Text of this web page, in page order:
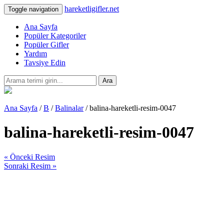
Toggle navigation hareketligifler.net
Ana Sayfa
Popüler Kategoriler
Popüler Gifler
Yardım
Tavsiye Edin
Ara
Ana Sayfa /B /Balinalar/ balina-hareketli-resim-0047
balina-hareketli-resim-0047
« Önceki Resim
Sonraki Resim »